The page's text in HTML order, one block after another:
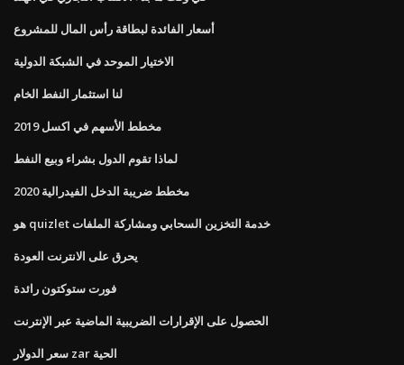
أسعار الفائدة لبطاقة رأس المال للمشروع
الاختيار الموحد في الشبكة الدولية
لنا استثمار النفط الخام
مخطط الأسهم في اكسل 2019
لماذا تقوم الدول بشراء وبيع النفط
مخطط ضريبة الدخل الفيدرالية 2020
هو quizlet خدمة التخزين السحابي ومشاركة الملفات
يحرق على الانترنت العودة
فورت ستوكتون رائدة
الحصول على الإقرارات الضريبية الماضية عبر الإنترنت
سعر الدولار zar الحية